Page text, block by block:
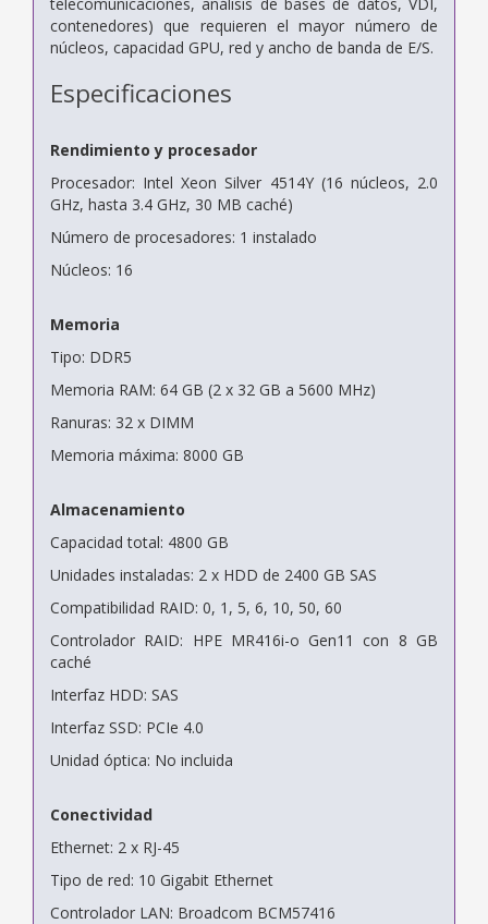
contenedores) que requieren el mayor número de
núcleos, capacidad GPU, red y ancho de banda de E/S.
Especificaciones
Rendimiento y procesador
Procesador: Intel Xeon Silver 4514Y (16 núcleos, 2.0
GHz, hasta 3.4 GHz, 30 MB caché)
Número de procesadores: 1 instalado
Núcleos: 16
Memoria
Tipo: DDR5
Memoria RAM: 64 GB (2 x 32 GB a 5600 MHz)
Ranuras: 32 x DIMM
Memoria máxima: 8000 GB
Almacenamiento
Capacidad total: 4800 GB
Unidades instaladas: 2 x HDD de 2400 GB SAS
Compatibilidad RAID: 0, 1, 5, 6, 10, 50, 60
Controlador RAID: HPE MR416i-o Gen11 con 8 GB
caché
Interfaz HDD: SAS
Interfaz SSD: PCIe 4.0
Unidad óptica: No incluida
Conectividad
Ethernet: 2 x RJ-45
Tipo de red: 10 Gigabit Ethernet
Controlador LAN: Broadcom BCM57416